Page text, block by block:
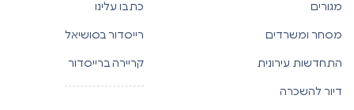
מגורים
מסחר ומשרדים
התחדשות עירונית
דיור להשכרה
כתבו עלינו
רייסדור בסושיאל
קריירה ברייסדור